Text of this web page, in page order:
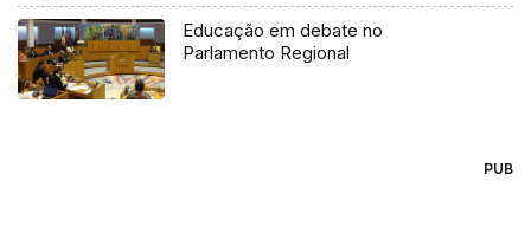
Educação em debate no
Parlamento Regional
PUB